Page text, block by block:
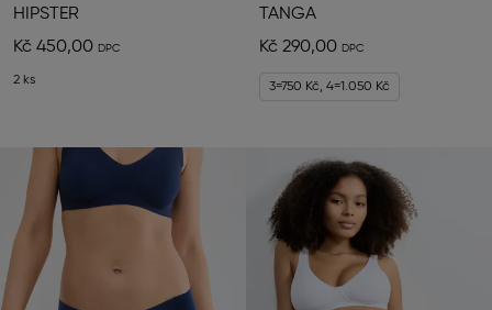
HIPSTER
Kč 450,00
2 ks
TANGA
Kč 290,00
3=750 Kč, 4=1.050 Kč